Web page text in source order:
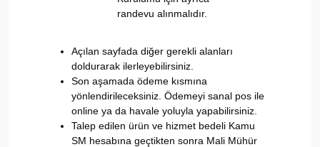
randevu alınmalıdır.
Açılan sayfada diğer gerekli alanları
doldurarak ilerleyebilirsiniz.
Son aşamada ödeme kısmına
yönlendirileceksiniz. Ödemeyi sanal pos ile
online ya da havale yoluyla yapabilirsiniz.
Talep edilen ürün ve hizmet bedeli Kamu
SM hesabına geçtikten sonra Mali Mühür